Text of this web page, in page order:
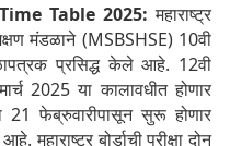
Table 2025: महाराष्ट्र
मंडळाने (MSBSHSE) 10वी
प्रसिद्ध केले आहे. 12वी
2025 या कालावधीत होणार
21 फेब्रुवारीपासून सुरू होणार
बोर्डाची परीक्षा दोन